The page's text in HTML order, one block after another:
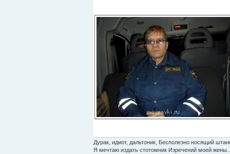
Дурак, идиот, дальтоник, Бесполезно носящий
Я мечтаю издать стотомник Изречений моей